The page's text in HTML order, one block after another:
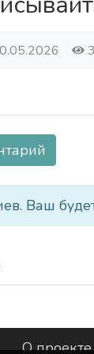
Ваш
О проекте